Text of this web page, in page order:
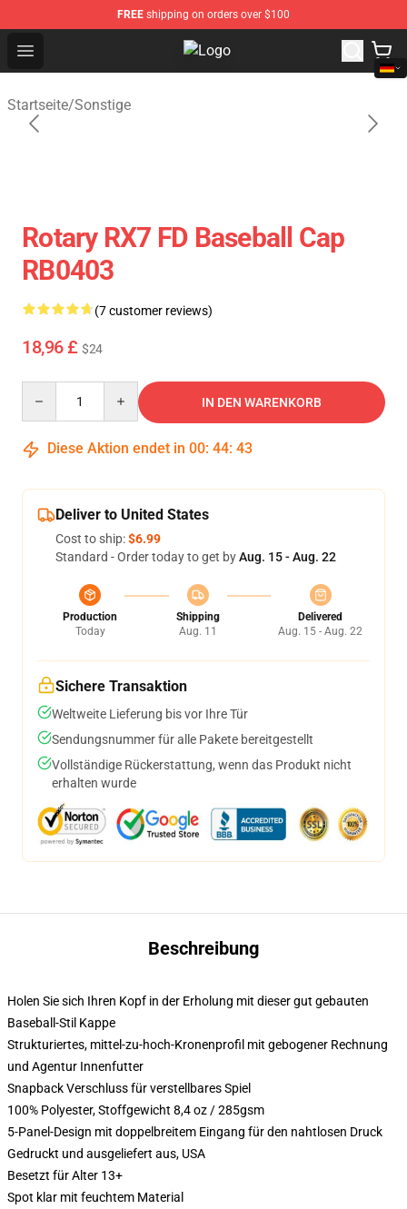
FREE shipping on orders over $100
Open menu Anime Cap Shop - The Best Store
Startseite/Sonstige
Rotary RX7 FD Baseball Cap
RB0403
(7 customer reviews)
18,96 £ $24
IN DEN WARENKORB
Diese Aktion endet in 00: 44: 43
Deliver to United States
Cost to ship:$6.99
Standard - Order today to get byAug. 15 - Aug. 22
Production
Today
Shipping
Aug. 11
Delivered
Aug. 15 - Aug. 22
Sichere Transaktion
Weltweite Lieferung bis vor Ihre Tür
Sendungsnummer für alle Pakete bereitgestellt
Vollständige Rückerstattung, wenn das Produkt nicht
erhalten wurde
Beschreibung
Holen Sie sich Ihren Kopf in der Erholung mit dieser gut gebauten
Baseball-Stil Kappe
Strukturiertes, mittel-zu-hoch-Kronenprofil mit gebogener Rechnung
und Agentur Innenfutter
Snapback Verschluss für verstellbares Spiel
100% Polyester, Stoffgewicht 8,4 oz / 285gsm
5-Panel-Design mit doppelbreitem Eingang für den nahtlosen Druck
Gedruckt und ausgeliefert aus, USA
Besetzt für Alter 13+
Spot klar mit feuchtem Material